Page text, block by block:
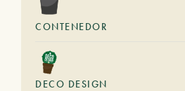
CONTENEDOR
DECO DESIGN